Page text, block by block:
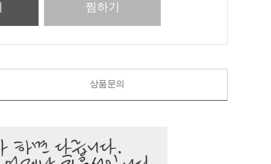
찜하기
상품문의